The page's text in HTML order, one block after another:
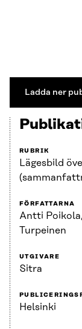
Ladda ner
RUBRIK
Lägesbild
FÖRFATTARNA
Antti
Turpeinen
UTGIVARE
Sitra
Helsinki